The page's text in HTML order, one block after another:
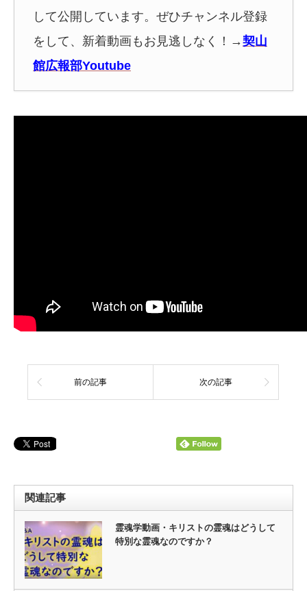
して公開しています。ぜひチャンネル登録
をして、新着動画もお見逃しなく！ →契山
館広報部Youtube
前の記事 次の記事
関連記事
霊魂学動画・キリストの霊魂はどうして
特別な霊魂なのですか？